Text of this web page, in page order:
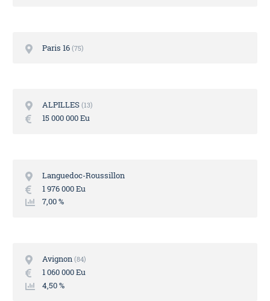
Paris 16 75
ALPILLES 13
15 000 000 Eu
Languedoc-Roussillon
1 976 000 Eu
7,00 %
Avignon 84
1 060 000 Eu
4,50 %